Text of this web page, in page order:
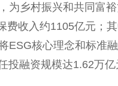
为乡村振兴和共同富
收入约1105亿元；其
ESG核心理念和标准
投融资规模达1.62万亿